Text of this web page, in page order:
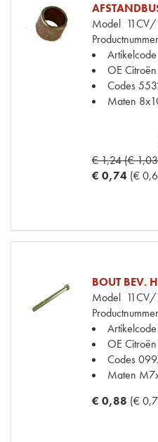
Model
Productnummer
Artikelcode
OE Citroën
Codes
Maten
€ 1,24 (€
€ 0,74 (€
BOUT BEV.
Model
Productnummer
Artikelcode
OE Citroën
Codes
Maten
€ 0,88 (€